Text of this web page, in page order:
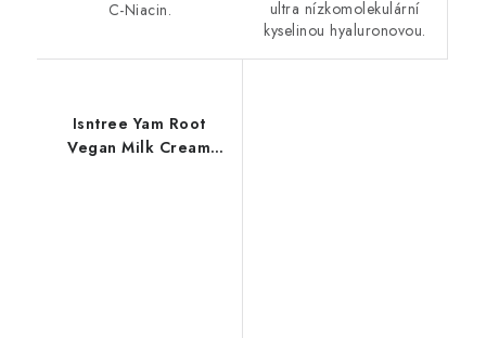
C-Niacin.
ultra nízkomolekulární
kyselinou hyaluronovou.
Isntree Yam Root
Vegan Milk Cream